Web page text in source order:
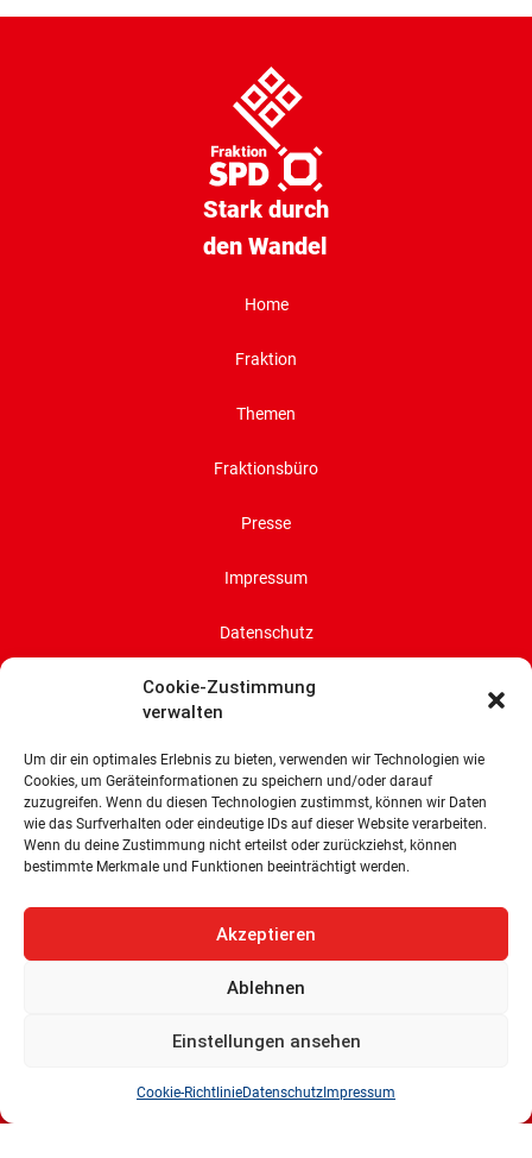
Cookie-Zustimmung
verwalten
Um dir ein optimales Erlebnis zu bieten, verwenden wir Technologien wie
Cookies, um Geräteinformationen zu speichern und/oder darauf
zuzugreifen. Wenn du diesen Technologien zustimmst, können wir Daten
wie das Surfverhalten oder eindeutige IDs auf dieser Website verarbeiten.
Wenn du deine Zustimmung nicht erteilst oder zurückziehst, können
bestimmte Merkmale und Funktionen beeinträchtigt werden.
Akzeptieren
Ablehnen
Einstellungen ansehen
Cookie-RichtlinieDatenschutz Impressum
Stark durch
den Wandel
Home
Fraktion
Themen
Fraktionsbüro
Presse
Impressum
Datenschutz
Cookie-Richtlinie (EU)
SPD-Bürgerschaftsfraktion
Land Bremen
Wachtstraße 27/29
28195 Bremen
E-Mail: info@spd-fraktion-bremen.de